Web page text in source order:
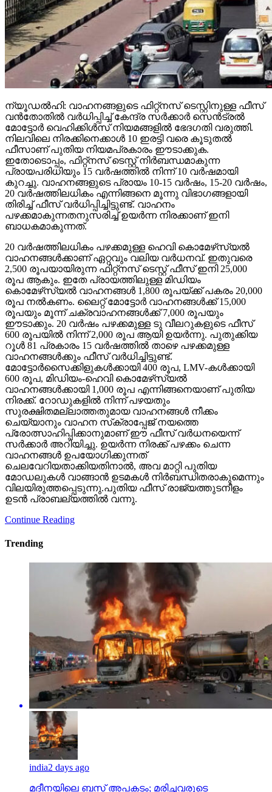
ന്യൂഡല്‍ഹി: വാഹനങ്ങളുടെ ഫിറ്റ്‌നസ് ടെസ്റ്റിനുള്ള ഫീസ്
വന്‍തോതില്‍ വര്‍ധിപ്പിച്ച് കേന്ദ്ര സര്‍ക്കാര്‍ സെന്‍ട്രല്‍
മോട്ടോര്‍ വെഹിക്കിള്‍സ് നിയമങ്ങളില്‍ ഭേദഗതി വരുത്തി.
നിലവിലെ നിരക്കിനെക്കാള്‍ 10 ഇരട്ടി വരെ കൂടുതല്‍
ഫീസാണ് പുതിയ നിയമപ്രകാരം ഈടാക്കുക.
ഇതോടൊപ്പം, ഫിറ്റ്‌നസ് ടെസ്റ്റ് നിര്‍ബന്ധമാകുന്ന
പ്രായപരിധിയും 15 വര്‍ഷത്തില്‍ നിന്ന് 10 വര്‍ഷമായി
കുറച്ചു. വാഹനങ്ങളുടെ പ്രായം 10-15 വര്‍ഷം, 15-20 വര്‍ഷം,
20 വര്‍ഷത്തിലധികം എന്നിങ്ങനെ മൂന്നു വിഭാഗങ്ങളായി
തിരിച്ച് ഫീസ് വര്‍ധിപ്പിച്ചിട്ടുണ്ട്. വാഹനം
പഴക്കമാകുന്നതനുസരിച്ച് ഉയര്‍ന്ന നിരക്കാണ് ഇനി
ബാധകമാകുന്നത്.
20 വര്‍ഷത്തിലധികം പഴക്കമുള്ള ഹെവി കൊമേഴ്‌സ്യല്‍
വാഹനങ്ങള്‍ക്കാണ് ഏറ്റവും വലിയ വര്‍ധനവ്. ഇതുവരെ
2,500 രൂപയായിരുന്ന ഫിറ്റ്‌നസ് ടെസ്റ്റ് ഫീസ് ഇനി 25,000
രൂപ ആകും. ഇതേ പ്രായത്തിലുള്ള മിഡിയം
കൊമേഴ്‌സ്യല്‍ വാഹനങ്ങള്‍ 1,800 രൂപയ്ക്ക് പകരം 20,000
രൂപ നല്‍കണം. ലൈറ്റ് മോട്ടോര്‍ വാഹനങ്ങള്‍ക്ക് 15,000
രൂപയും മൂന്ന് ചക്രവാഹനങ്ങള്‍ക്ക് 7,000 രൂപയും
ഈടാക്കും. 20 വര്‍ഷം പഴക്കമുള്ള ടു വീലറുകളുടെ ഫീസ്
600 രൂപയില്‍ നിന്ന് 2,000 രൂപ ആയി ഉയര്‍ന്നു. പുതുക്കിയ
റൂള്‍ 81 പ്രകാരം 15 വര്‍ഷത്തില്‍ താഴെ പഴക്കമുള്ള
വാഹനങ്ങള്‍ക്കും ഫീസ് വര്‍ധിച്ചിട്ടുണ്ട്.
മോട്ടോര്‍സൈക്കിളുകള്‍ക്കായി 400 രൂപ, LMV-കള്‍ക്കായി
600 രൂപ, മിഡിയം-ഹെവി കൊമേഴ്‌സ്യല്‍
വാഹനങ്ങള്‍ക്കായി 1,000 രൂപ എന്നിങ്ങനെയാണ് പുതിയ
നിരക്ക്. റോഡുകളില്‍ നിന്ന് പഴയതും
സുരക്ഷിതമല്ലാത്തതുമായ വാഹനങ്ങള്‍ നീക്കം
ചെയ്യാനും വാഹന സ്‌ക്രാപ്പേജ് നയത്തെ
പ്രോത്സാഹിപ്പിക്കാനുമാണ് ഈ ഫീസ് വര്‍ധനയെന്ന്
സര്‍ക്കാര്‍ അറിയിച്ചു. ഉയര്‍ന്ന നിരക്ക് പഴക്കം ചെന്ന
വാഹനങ്ങള്‍ ഉപയോഗിക്കുന്നത്
ചെലവേറിയതാക്കിയതിനാല്‍, അവ മാറ്റി പുതിയ
മോഡലുകള്‍ വാങ്ങാന്‍ ഉടമകള്‍ നിര്‍ബന്ധിതരാകുമെന്നും
വിലയിരുത്തപ്പെടുന്നു.പുതിയ ഫീസ് രാജ്യത്തുടനീളം
ഉടന്‍ പ്രാബല്യത്തില്‍ വന്നു.
Continue Reading
Trending
india2 days ago
മദീനയിലെ ബസ് അപകടം; മരിച്ചവരുടെ